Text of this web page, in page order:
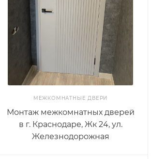
МЕЖКОМНАТНЫЕ ДВЕРИ
Монтаж межкомнатных дверей
в г. Краснодаре, Жк 24, ул.
Железнодорожная